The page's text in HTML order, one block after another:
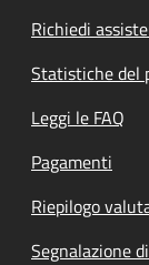
Richiedi
Statistiche del
Leggi le FAQ
Pagamenti
Riepilogo
Segnalazione